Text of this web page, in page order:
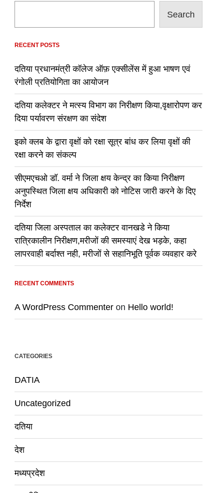
Search
RECENT POSTS
दतिया प्रधानमंत्री कॉलेज ऑफ़ एक्सीलेंस में हुआ भाषण एवं
रंगोली प्रतियोगिता का आयोजन
दतिया कलेक्टर ने मत्स्य विभाग का निरीक्षण किया,वृक्षारोपण कर
दिया पर्यावरण संरक्षण का संदेश
इको क्लब के द्वारा वृक्षों को रक्षा सूत्र बांध कर लिया वृक्षों की
रक्षा करने का संकल्प
सीएमएचओ डॉ. वर्मा ने जिला क्षय केन्द्र का किया निरीक्षण
अनुपस्थित जिला क्षय अधिकारी को नोटिस जारी करने के दिए
निर्देश
दतिया जिला अस्पताल का कलेक्टर वानखडे ने किया
रात्रिकालीन निरीक्षण,मरीजों की समस्याएं देख भड़के, कहा
लापरवाही बर्दाश्त नही, मरीजों से सहानिभूति पूर्वक व्यवहार करे
RECENT COMMENTS
A WordPress Commenter on Hello world!
CATEGORIES
DATIA
Uncategorized
दतिया
देश
मध्यप्रदेश